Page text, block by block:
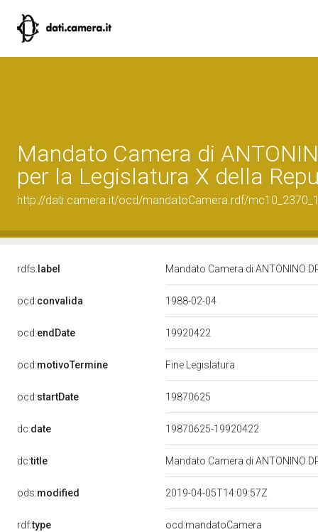
Mandato Camera di
per la Legislatura X della
http://dati.camera.it/ocd/mandatoCamera.rdf/
rdfs: label Mandato Camera di ANTONINO
ocd:convalida 1988-02-04
ocd:endDate 19920422
ocd:motivoTermine Fine Legislatura
ocd:startDate 19870625
dc:date 19870625-19920422
dc:title Mandato Camera di ANTONINO
ods:modified 2019-04-05T14:09:57Z
rdf:type
ocd:mandatoCamera